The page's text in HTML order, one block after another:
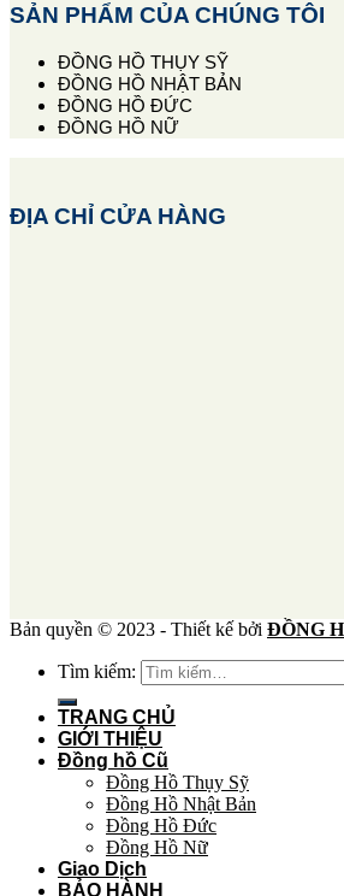
SẢN PHẨM CỦA CHÚNG TÔI
ĐỒNG HỒ THỤY SỸ
ĐỒNG HỒ NHẬT BẢN
ĐỒNG HỒ ĐỨC
ĐỒNG HỒ NỮ
ĐỊA CHỈ CỬA HÀNG
Bản quyền © 2023 - Thiết kế bởi ĐỒNG
Tìm kiếm:
TRANG CHỦ
GIỚI THIỆU
Đồng hồ Cũ
Đồng Hồ Thụy Sỹ
Đồng Hồ Nhật Bản
Đồng Hồ Đức
Đồng Hồ Nữ
Giao Dịch
BẢO HÀNH